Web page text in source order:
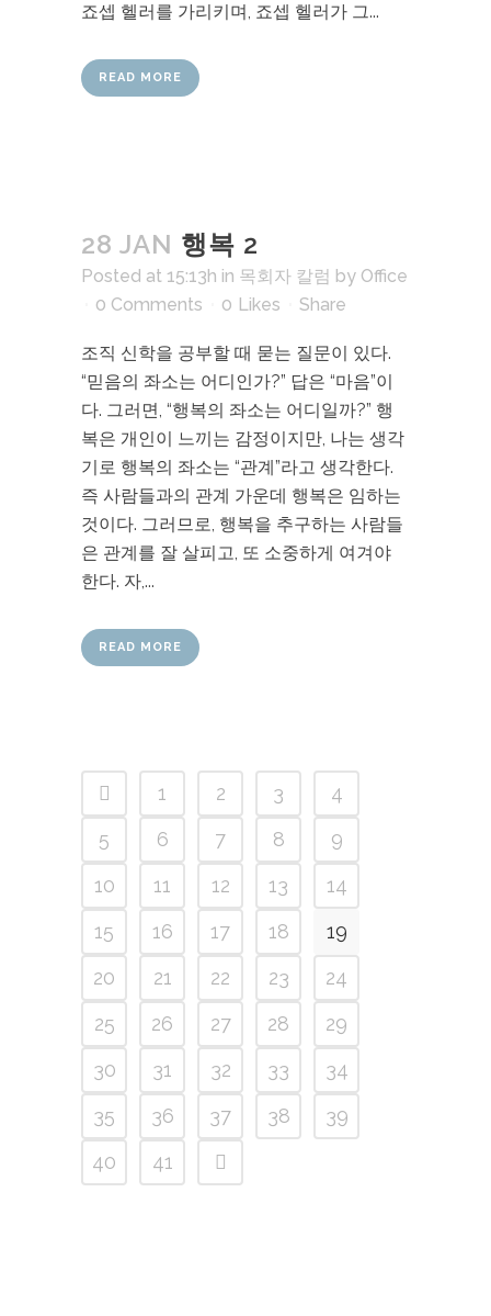
죠셉 헬러를 가리키며, 죠셉 헬러가 그...
READ MORE
28 JAN 행복 2
Posted at 15:13h in 목회자 칼럼 by Office
0 Comments
0 Likes Share
조직 신학을 공부할 때 묻는 질문이 있다.
“믿음의 좌소는 어디인가?” 답은 “마음”이
다. 그러면, “행복의 좌소는 어디일까?” 행
복은 개인이 느끼는 감정이지만, 나는 생각
기로 행복의 좌소는 “관계”라고 생각한다.
즉 사람들과의 관계 가운데 행복은 임하는
것이다. 그러므로, 행복을 추구하는 사람들
은 관계를 잘 살피고, 또 소중하게 여겨야
한다. 자,...
READ MORE
1 2 3
4
5
6 7 8
9
10
11 12 13
14
15
16 17 18
19
20
21 22 23
24
25
26 27 28
29
30
31 32 33
34
35
36 37 38
39
40
41